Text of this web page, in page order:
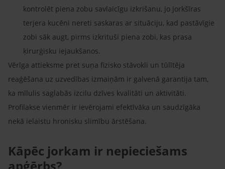
kontrolēt piena zobu savlaicīgu izkrišanu, jo jorkšīras
terjera kucēni nereti saskaras ar situāciju, kad pastāvīgie
zobi sāk augt, pirms izkrituši piena zobi, kas prasa
ķirurģisku iejaukšanos.
Vērīga attieksme pret suņa fizisko stāvokli un tūlītēja
reaģēšana uz uzvedības izmaiņām ir galvenā garantija tam,
ka mīlulis saglabās izcilu dzīves kvalitāti un aktivitāti.
Profilakse vienmēr ir ievērojami efektīvāka un saudzīgāka
nekā ielaistu hronisku slimību ārstēšana.
Kāpēc jorkam ir nepieciešams
apģērbs?